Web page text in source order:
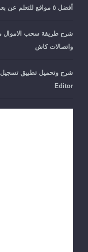
أفضل ٥ مواقع للتعلم عن بعد بشهادة مجانية وباللغة العربية
شرح طريقة سحب
واتصالات كاش
Editor